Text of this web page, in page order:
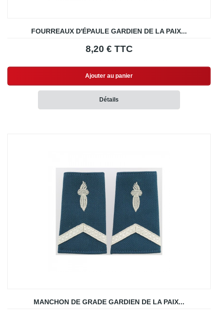
FOURREAUX D'ÉPAULE GARDIEN DE LA PAIX...
8,20 € TTC
Ajouter au panier
Détails
MANCHON DE GRADE GARDIEN DE LA PAIX...